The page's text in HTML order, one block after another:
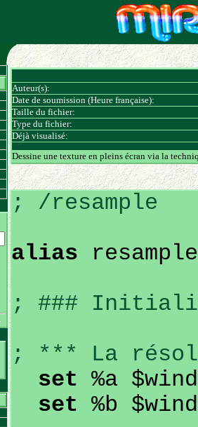
Auteur(s):
Date de soumission (Heure française):
Taille du fichier:
Type du fichier:
Déjà visualisé:
Dessine une texture en pleins écran via la
; /resample
alias
; ###
; *** La
set %a
set %b